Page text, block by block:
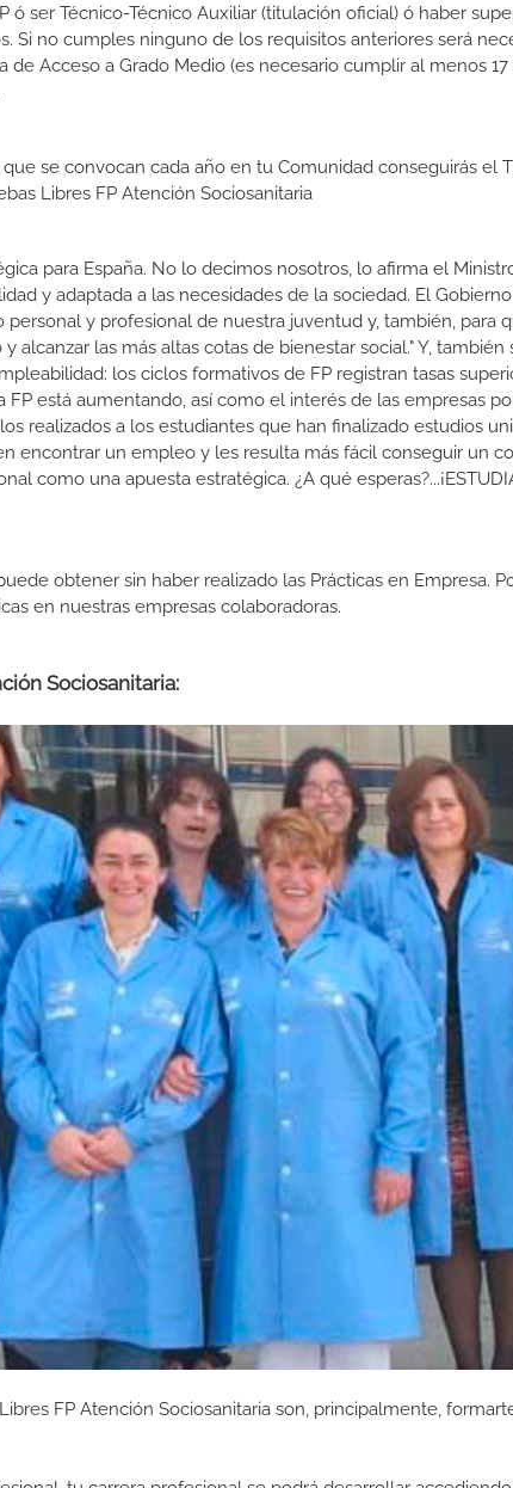
ó ser Técnico-Técnico Auxiliar (titulación oficial) ó haber
Si no cumples ninguno de los requisitos anteriores será
Acceso a Grado Medio (es necesario cumplir al menos
se convocan cada año en tu Comunidad conseguirás el
Libres FP Atención Sociosanitaria
para España. No lo decimos nosotros, lo afirma el
y adaptada a las necesidades de la sociedad. El
y profesional de nuestra juventud y, también, para
las más altas cotas de bienestar social." Y,
los ciclos formativos de FP registran tasas
está aumentando, así como el interés de las empresas
realizados a los estudiantes que han finalizado estudios
encontrar un empleo y les resulta más fácil conseguir un
como una apuesta estratégica. ¿A qué
obtener sin haber realizado las Prácticas en Empresa.
en nuestras empresas colaboradoras.
Sociosanitaria:
FP Atención Sociosanitaria son, principalmente,